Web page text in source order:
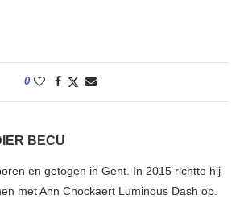
0
BECU
en getogen in Gent. In 2015 richtte hij
met Ann Cnockaert Luminous Dash op.